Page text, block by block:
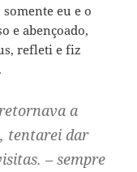
eu e o
e abençoado,
refleti e fiz
retornava a
tentarei dar
– sempre